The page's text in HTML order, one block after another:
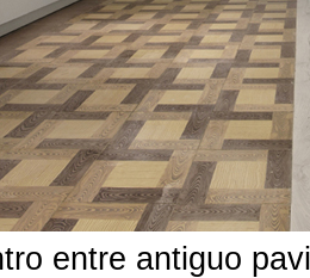
entre antiguo